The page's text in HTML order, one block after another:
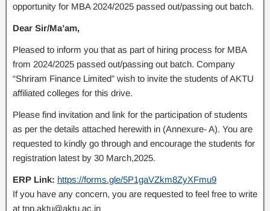
opportunity for MBA 2024/2025 passed out/passing out batch.
Dear Sir/Ma’am,
Pleased to inform you that as part of hiring process for MBA
from 2024/2025 passed out/passing out batch. Company
“Shriram Finance Limited” wish to invite the students of AKTU
affiliated colleges for this drive.
Please find invitation and link for the participation of students
as per the details attached herewith in (Annexure- A). You are
requested to kindly go through and encourage the students for
registration latest by 30 March,2025.
ERP Link: https://forms.gle/5P1gaVZkm8ZyXFmu9
If you have any concern, you are requested to feel free to write
at tnp.aktu@aktu.ac.in